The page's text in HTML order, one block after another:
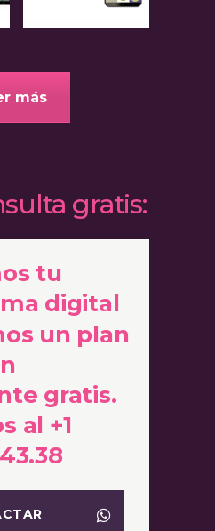
más
gratis:
tu
digital
un plan
gratis.
al +1